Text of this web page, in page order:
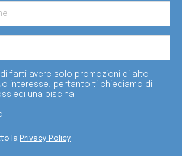
farti avere solo promozioni di alto
interesse, pertanto ti chiediamo di
una piscina:
la Privacy Policy